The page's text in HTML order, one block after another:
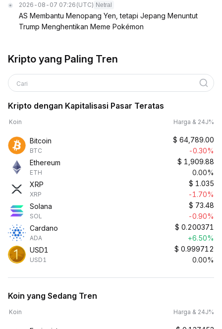
2026-08-07 07:26 (UTC) Netral
AS Membantu Menopang Yen, tetapi Jepang Menuntut
Trump Menghentikan Meme Pokémon
Kripto yang Paling Tren
Cari
Kripto dengan Kapitalisasi Pasar Teratas
Koin Harga & 24J%
Bitcoin
BTC
$ 64,789.00
-0.30%
Ethereum
ETH
$ 1,909.88
0.00%
XRP
XRP
$ 1.035
-1.70%
Solana
SOL
$ 73.48
-0.90%
Cardano
ADA
$ 0.200371
+6.50%
USD1
USD1
$ 0.999712
0.00%
Koin yang Sedang Tren
Koin Harga & 24J%